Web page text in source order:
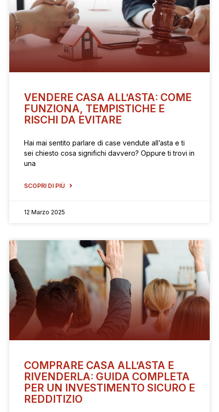
VENDERE CASA ALL’ASTA: COME
FUNZIONA, TEMPISTICHE E
RISCHI DA EVITARE
Hai mai sentito parlare di case vendute all’asta e ti
sei chiesto cosa significhi davvero? Oppure ti trovi in
una
SCOPRI DI PIÙ
12 Marzo 2025
COMPRARE CASA ALL’ASTA E
RIVENDERLA: GUIDA COMPLETA
PER UN INVESTIMENTO SICURO E
REDDITIZIO